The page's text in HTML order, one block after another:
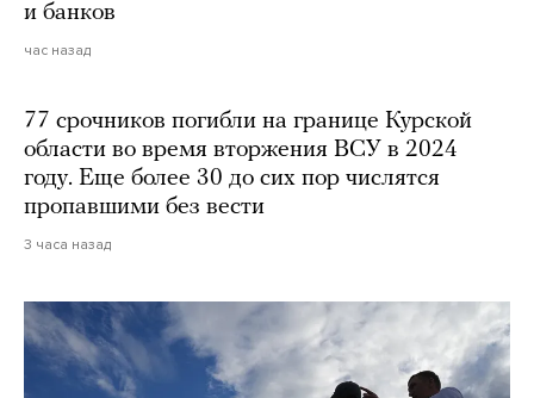
и банков
час назад
77 срочников погибли на границе Курской
области во время вторжения ВСУ в 2024
году. Еще более 30 до сих пор числятся
пропавшими без вести
3 часа назад